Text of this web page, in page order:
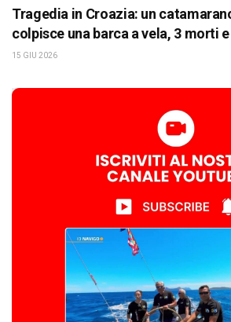
Tragedia in Croazia: un
colpisce una barca a vela, 3 morti
15 GIU 2026